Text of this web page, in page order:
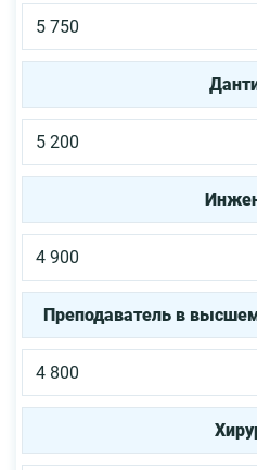
5 750
5 200
4 900
Преподаватель в
4 800